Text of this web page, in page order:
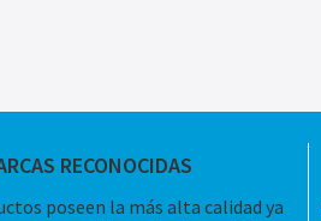
RECONOCIDAS
poseen la más alta calidad ya